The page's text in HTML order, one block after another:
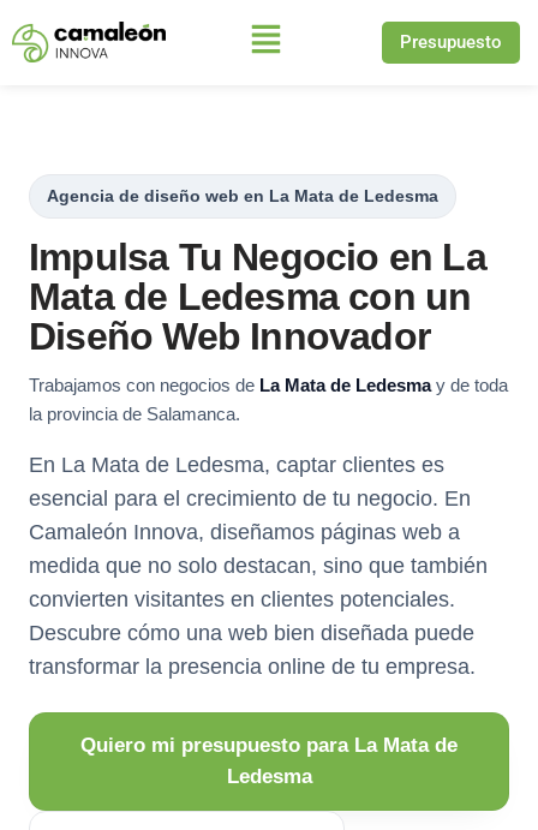
Saltar
Presupuesto
Agencia de diseño web en La Mata de Ledesma
Impulsa Tu Negocio en La
Mata de Ledesma con un
Diseño Web Innovador
Trabajamos con negocios de La Mata de Ledesmay de toda
la provincia de Salamanca.
En La Mata de Ledesma, captar clientes es
esencial para el crecimiento de tu negocio. En
Camaleón Innova, diseñamos páginas web a
medida que no solo destacan, sino que también
convierten visitantes en clientes potenciales.
Descubre cómo una web bien diseñada puede
transformar la presencia online de tu empresa.
Quiero mi presupuesto para La Mata de
Ledesma